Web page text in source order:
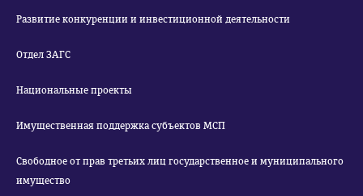
Развитие конкуренции и инвестиционной деятельности
Отдел ЗАГС
Национальные проекты
Имущественная поддержка субъектов МСП
Свободное от прав третьих лиц государственное и муниципального
имущество